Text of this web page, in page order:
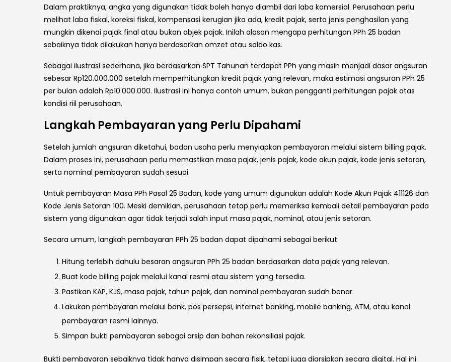
Dalam praktiknya, angka yang digunakan tidak boleh hanya diambil dari laba komersial. Perusahaan perlu
melihat laba fiskal, koreksi fiskal, kompensasi kerugian jika ada, kredit pajak, serta jenis penghasilan yang
mungkin dikenai pajak final atau bukan objek pajak. Inilah alasan mengapa perhitungan PPh 25 badan
sebaiknya tidak dilakukan hanya berdasarkan omzet atau saldo kas.
Sebagai ilustrasi sederhana, jika berdasarkan SPT Tahunan terdapat PPh yang masih menjadi dasar angsuran
sebesar Rp120.000.000 setelah memperhitungkan kredit pajak yang relevan, maka estimasi angsuran PPh 25
per bulan adalah Rp10.000.000. Ilustrasi ini hanya contoh umum, bukan pengganti perhitungan pajak atas
kondisi riil perusahaan.
Langkah Pembayaran yang Perlu Dipahami
Setelah jumlah angsuran diketahui, badan usaha perlu menyiapkan pembayaran melalui sistem billing pajak.
Dalam proses ini, perusahaan perlu memastikan masa pajak, jenis pajak, kode akun pajak, kode jenis setoran,
serta nominal pembayaran sudah sesuai.
Untuk pembayaran Masa PPh Pasal 25 Badan, kode yang umum digunakan adalah Kode Akun Pajak 411126 dan
Kode Jenis Setoran 100. Meski demikian, perusahaan tetap perlu memeriksa kembali detail pembayaran pada
sistem yang digunakan agar tidak terjadi salah input masa pajak, nominal, atau jenis setoran.
Secara umum, langkah pembayaran PPh 25 badan dapat dipahami sebagai berikut:
Hitung terlebih dahulu besaran angsuran PPh 25 badan berdasarkan data pajak yang relevan.
Buat kode billing pajak melalui kanal resmi atau sistem yang tersedia.
Pastikan KAP, KJS, masa pajak, tahun pajak, dan nominal pembayaran sudah benar.
Lakukan pembayaran melalui bank, pos persepsi, internet banking, mobile banking, ATM, atau kanal
pembayaran resmi lainnya.
Simpan bukti pembayaran sebagai arsip dan bahan rekonsiliasi pajak.
Bukti pembayaran sebaiknya tidak hanya disimpan secara fisik, tetapi juga diarsipkan secara digital. Hal ini